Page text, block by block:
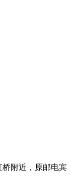
桥附近，原邮电宾